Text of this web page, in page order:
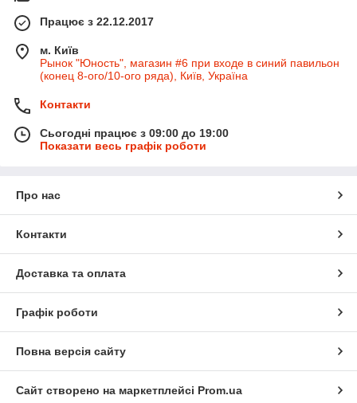
Працює з 22.12.2017
м. Київ
Рынок "Юность", магазин #6 при входе в синий павильон
(конец 8-ого/10-ого ряда), Київ, Україна
Контакти
Сьогодні працює з 09:00 до 19:00
Показати весь графік роботи
Про нас
Контакти
Доставка та оплата
Графік роботи
Повна версія сайту
Сайт створено на маркетплейсі Prom.ua